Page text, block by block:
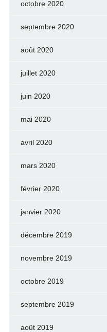
octobre 2020
septembre 2020
août 2020
juillet 2020
juin 2020
mai 2020
avril 2020
mars 2020
février 2020
janvier 2020
décembre 2019
novembre 2019
octobre 2019
septembre 2019
août 2019